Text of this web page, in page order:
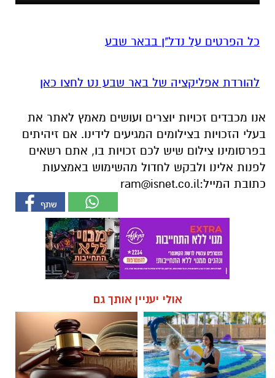
כל הפרטים על נדל"ן בבאר שבע
להורדת אפליקציה של באר שבע נט לחצו כאן
אנו מכבדים זכויות יוצרים ועושים מאמץ לאתר את
בעלי הזכויות בצילומים המגיעים לידינו. אם זיהיתים
בפרסומינו צילום שיש לכם זכויות בו, אתם רשאים
לפנות אלינו ולבקש לחדול מהשימוש באמצעות
כתובת המייל:ram@isnet.co.il
אולי יעניין אותך גם